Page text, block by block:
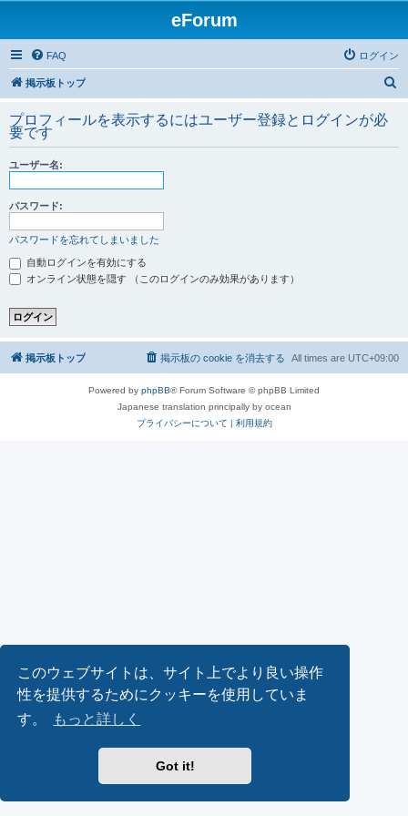
このウェブサイトは、サイト上でより良い操作
性を提供するためにクッキーを使用していま
す。
もっと詳しく
Got it!
eForum
FAQ ログイン
掲示板トップ
プロフィールを表示するにはユーザー登録とログインが必
要です
ユーザー名:
パスワード:
パスワードを忘れてしまいました
自動ログインを有効にする
オンライン状態を隠す （このログインのみ効果があります）
掲示板トップ All times are UTC+09:00
掲示板の cookie を消去する
Powered by phpBB® Forum Software © phpBB Limited
Japanese translation principally by ocean
プライバシーについて | 利用規約